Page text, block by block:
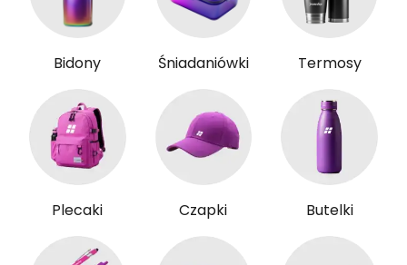
Bidony Śniadaniówki Termosy
Plecaki Czapki Butelki